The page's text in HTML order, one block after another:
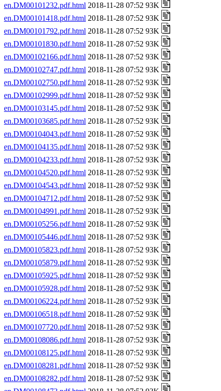
en.DM00101232.pdf.html 2018-11-28 07:52 93K
en.DM00101418.pdf.html 2018-11-28 07:52 93K
en.DM00101792.pdf.html 2018-11-28 07:52 93K
en.DM00101830.pdf.html 2018-11-28 07:52 93K
en.DM00102166.pdf.html 2018-11-28 07:52 93K
en.DM00102747.pdf.html 2018-11-28 07:52 93K
en.DM00102750.pdf.html 2018-11-28 07:52 93K
en.DM00102999.pdf.html 2018-11-28 07:52 93K
en.DM00103145.pdf.html 2018-11-28 07:52 93K
en.DM00103685.pdf.html 2018-11-28 07:52 93K
en.DM00104043.pdf.html 2018-11-28 07:52 93K
en.DM00104135.pdf.html 2018-11-28 07:52 93K
en.DM00104233.pdf.html 2018-11-28 07:52 93K
en.DM00104520.pdf.html 2018-11-28 07:52 93K
en.DM00104543.pdf.html 2018-11-28 07:52 93K
en.DM00104712.pdf.html 2018-11-28 07:52 93K
en.DM00104991.pdf.html 2018-11-28 07:52 93K
en.DM00105256.pdf.html 2018-11-28 07:52 93K
en.DM00105446.pdf.html 2018-11-28 07:52 93K
en.DM00105823.pdf.html 2018-11-28 07:52 93K
en.DM00105879.pdf.html 2018-11-28 07:52 93K
en.DM00105925.pdf.html 2018-11-28 07:52 93K
en.DM00105928.pdf.html 2018-11-28 07:52 93K
en.DM00106224.pdf.html 2018-11-28 07:52 93K
en.DM00106518.pdf.html 2018-11-28 07:52 93K
en.DM00107720.pdf.html 2018-11-28 07:52 93K
en.DM00108086.pdf.html 2018-11-28 07:52 93K
en.DM00108125.pdf.html 2018-11-28 07:52 93K
en.DM00108281.pdf.html 2018-11-28 07:52 93K
en.DM00108282.pdf.html 2018-11-28 07:52 93K